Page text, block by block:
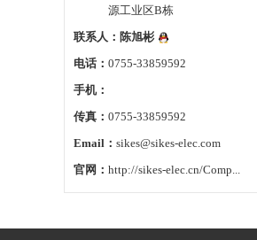
源工业区B栋
联系人： 陈旭彬
电话： 0755-33859592
手机：
传真： 0755-33859592
Email： sikes@sikes-elec.com
官网： http://sikes-elec.cn/Comp...